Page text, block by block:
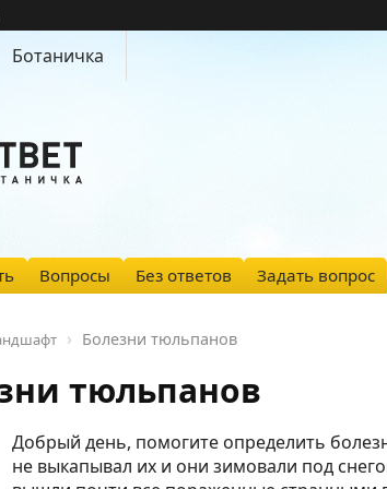
Ботаничка
Вопросы Без ответов Задать вопрос
Болезни тюльпанов
тюльпанов
Добрый день, помогите определить
не выкапывал их и они зимовали под